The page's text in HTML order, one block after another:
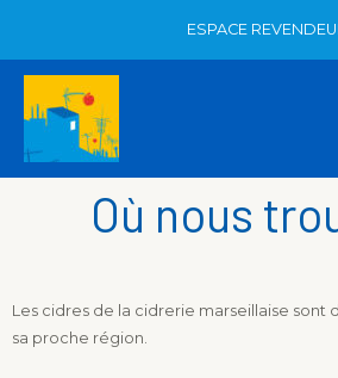
ESPACE
Où nous
Les cidres de la cidrerie marseillaise sont
sa proche région.